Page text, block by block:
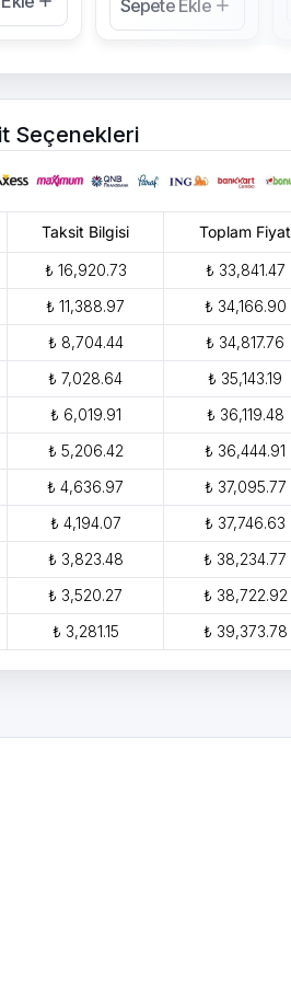
Sepete Ekle
Seçenekleri
Taksit Bilgisi Toplam Fiyat
₺ 16,920.73
₺ 33,841.47
₺ 11,388.97
₺ 34,166.90
₺ 8,704.44
₺ 34,817.76
₺ 7,028.64
₺ 35,143.19
₺ 6,019.91
₺ 36,119.48
₺ 5,206.42
₺ 36,444.91
₺ 4,636.97
₺ 37,095.77
₺ 4,194.07
₺ 37,746.63
₺ 3,823.48
₺ 38,234.77
₺ 3,520.27
₺ 38,722.92
₺ 3,281.15 ₺ 39,373.78